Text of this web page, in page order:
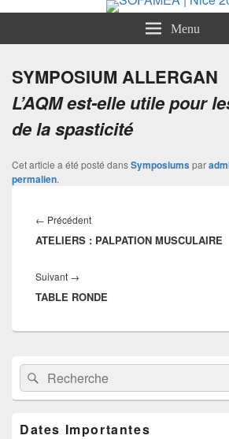
SOFAMEA | Nice 2020
Menu
SYMPOSIUM ALLERGAN
L’AQM est-elle utile pour
de la spasticité
Cet article a été posté dansSymposiums par
permalien.
de
l’article
← Précédent
précédent :
ATELIERS : PALPATION MUSCULAIRE
Suivant →
suivant :
TABLE RONDE
Zone
principale
de
widget
Recherche :
Rechercher
Dates Importantes